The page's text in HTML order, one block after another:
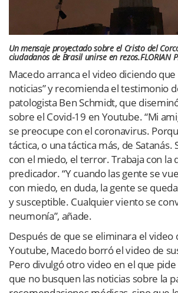
Un mensaje proyectado sobre el Cristo del
ciudadanos de Brasil unirse en rezos.FLORIAN
Macedo arranca el video diciendo
noticias” y recomienda el testimonio
patologista Ben Schmidt, que
sobre el Covid-19 en Youtube. “Mi
se preocupe con el coronavirus.
táctica, o una táctica más, de Satanás.
con el miedo, el terror. Trabaja con la
predicador. “Y cuando las gente se
con miedo, en duda, la gente se
y susceptible. Cualquier viento se
neumonía”, añade.
Después de que se eliminara el video
Youtube, Macedo borró el video de
Pero divulgó otro video en el que pide
que no busquen las noticias sobre la